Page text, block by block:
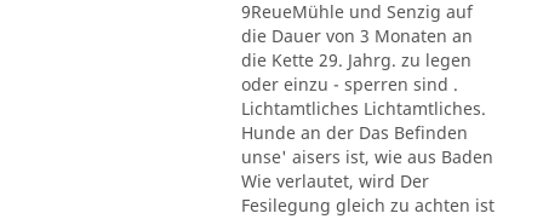
9ReueMühle und Senzig auf
die Dauer von 3 Monaten an
die Kette 29. Jahrg. zu legen
oder einzu - sperren sind .
Lichtamtliches Lichtamtliches.
Hunde an der Das Befinden
unse' aisers ist, wie aus Baden
Wie verlautet, wird Der
Fesilegung gleich zu achten ist